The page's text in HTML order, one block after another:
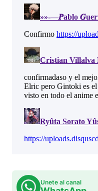
Unete al canal